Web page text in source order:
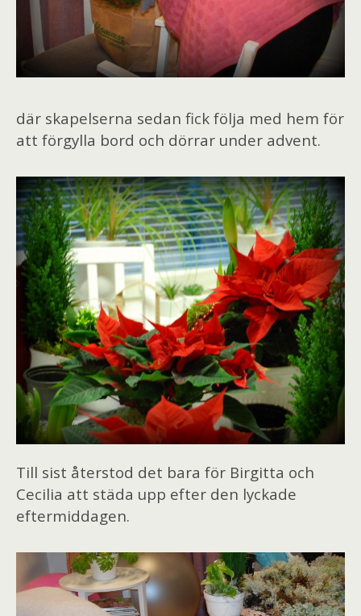
där skapelserna sedan fick följa med hem för
att förgylla bord och dörrar under advent.
Till sist återstod det bara för Birgitta och
Cecilia att städa upp efter den lyckade
eftermiddagen.